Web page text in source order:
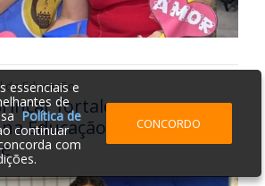
de Educação
fortalece
Educação Infantil de
essenciais e
de
Política de
continuar
com
CONCORDO